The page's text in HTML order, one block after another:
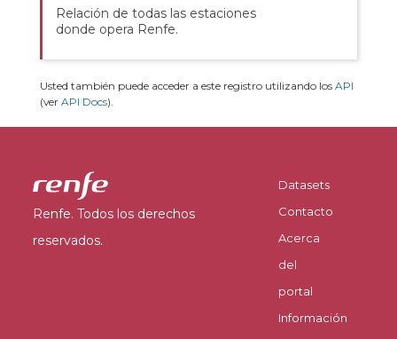
Relación de todas las estaciones
donde opera Renfe.
Usted también puede acceder a este registro utilizando los API
(ver API Docs).
Renfe. Todos los derechos
reservados.
Datasets
Contacto
Acerca
del
portal
Información